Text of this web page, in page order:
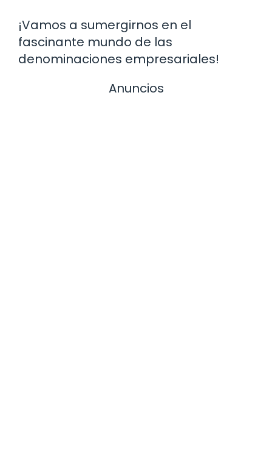
¡Vamos a sumergirnos en el
fascinante mundo de las
denominaciones empresariales!
Anuncios